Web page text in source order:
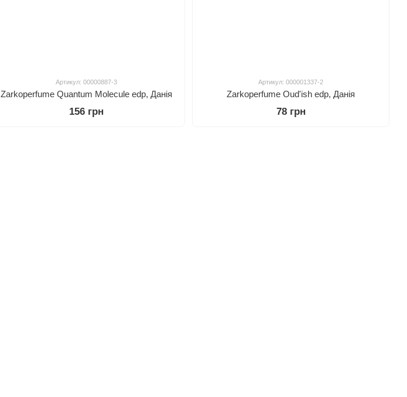
Артикул: 00000887-3
Zarkoperfume Quantum Molecule edp, Данія
156 грн
Артикул: 000001337-2
Zarkoperfume Oud'ish edp, Данія
78 грн